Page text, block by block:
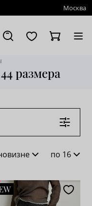
Москва
размера
популярности
по 16
28